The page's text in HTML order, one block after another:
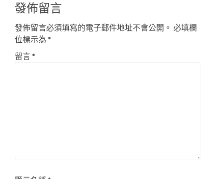
覽
發佈留言
發佈留言必須填寫的電子郵件地址不會公開。 必填欄
位標示為 *
留言*